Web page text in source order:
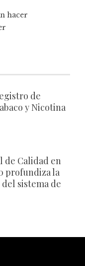
hacer
de
y Nicotina
de Calidad en
profundiza la
sistema de